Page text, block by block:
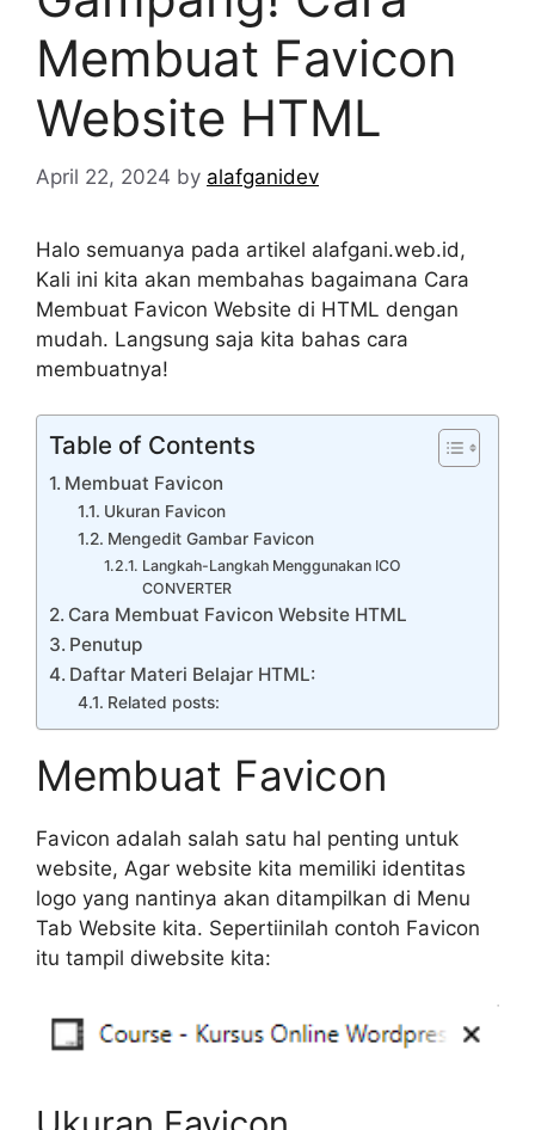
Membuat Favicon
Website HTML
April 22, 2024 by alafganidev
Halo semuanya pada artikel alafgani.web.id,
Kali ini kita akan membahas bagaimana Cara
Membuat Favicon Website di HTML dengan
mudah. Langsung saja kita bahas cara
membuatnya!
Table of Contents
Membuat Favicon
Ukuran Favicon
Mengedit Gambar Favicon
Langkah-Langkah Menggunakan ICO
CONVERTER
Cara Membuat Favicon Website HTML
Penutup
Daftar Materi Belajar HTML:
Related posts:
Membuat Favicon
Favicon adalah salah satu hal penting untuk
website, Agar website kita memiliki identitas
logo yang nantinya akan ditampilkan di Menu
Tab Website kita. Sepertiinilah contoh Favicon
itu tampil diwebsite kita: